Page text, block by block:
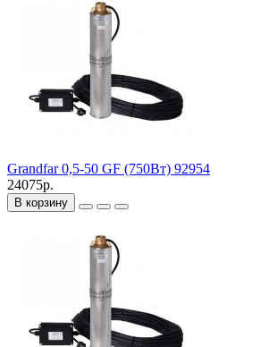
Grandfar 0,5-50 GF (750Вт) 92954
24075р.
В корзину